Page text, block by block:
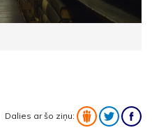
Dalies ar šo ziņu: